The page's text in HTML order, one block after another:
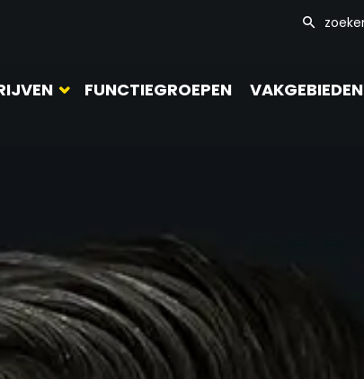
FUNCTIEGROEPEN VAKGEBIEDEN